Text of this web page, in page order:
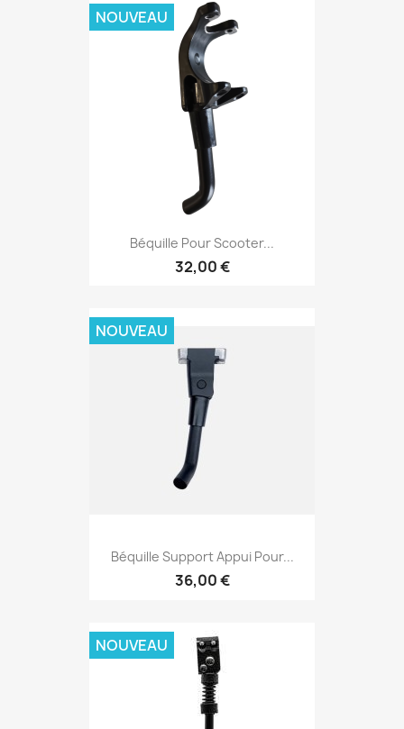
Béquille Pour Scooter...
32,00 €
NOUVEAU
Béquille Support Appui Pour...
36,00 €
NOUVEAU
NOUVEAU